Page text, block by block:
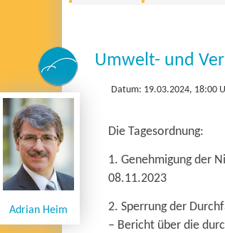
Umwelt- und
Datum: 19.03.2024, 18:00
Adrian Heim
Die Tagesordnung:
1. Genehmigung der
08.11.2023
2. Sperrung der
– Bericht über die